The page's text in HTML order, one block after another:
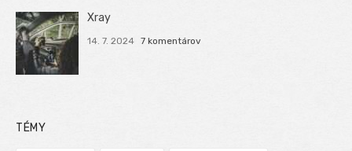
Xray
14. 7. 2024 7 komentárov
TÉMY